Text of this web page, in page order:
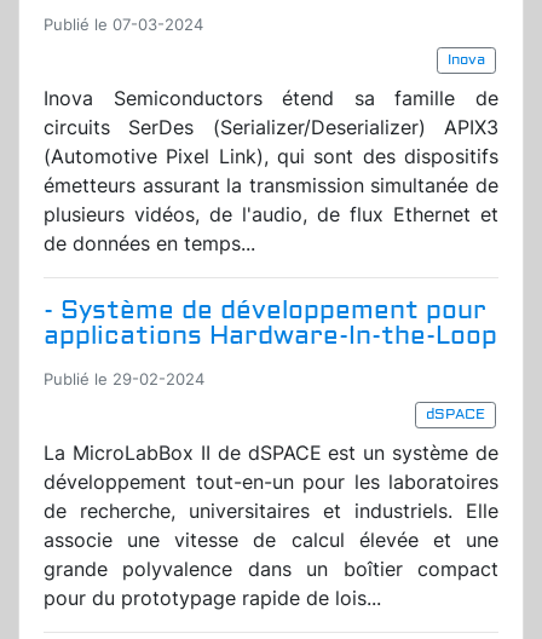
Publié le 07-03-2024
Inova
Inova Semiconductors étend sa famille de
circuits SerDes (Serializer/Deserializer) APIX3
(Automotive Pixel Link), qui sont des dispositifs
émetteurs assurant la transmission simultanée de
plusieurs vidéos, de l'audio, de flux Ethernet et
de données en temps...
- Système de développement pour
applications Hardware-In-the-Loop
Publié le 29-02-2024
dSPACE
La MicroLabBox II de dSPACE est un système de
développement tout-en-un pour les laboratoires
de recherche, universitaires et industriels. Elle
associe une vitesse de calcul élevée et une
grande polyvalence dans un boîtier compact
pour du prototypage rapide de lois...